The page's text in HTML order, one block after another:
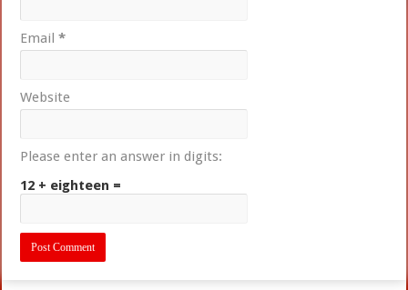
Email*
Website
Please enter an answer in digits:
12 + eighteen =